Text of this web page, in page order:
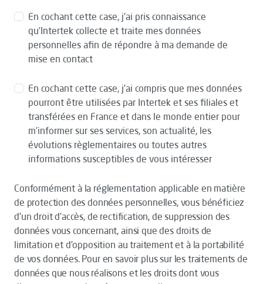
En cochant cette case, j’ai pris connaissance
qu’Intertek collecte et traite mes données
personnelles afin de répondre à ma demande de
mise en contact
En cochant cette case, j’ai compris que mes données
pourront être utilisées par Intertek et ses filiales et
transférées en France et dans le monde entier pour
m’informer sur ses services, son actualité, les
évolutions règlementaires ou toutes autres
informations susceptibles de vous intéresser
Conformément à la réglementation applicable en matière
de protection des données personnelles, vous bénéficiez
d’un droit d’accès, de rectification, de suppression des
données vous concernant, ainsi que des droits de
limitation et d’opposition au traitement et à la portabilité
de vos données. Pour en savoir plus sur les traitements de
données que nous réalisons et les droits dont vous